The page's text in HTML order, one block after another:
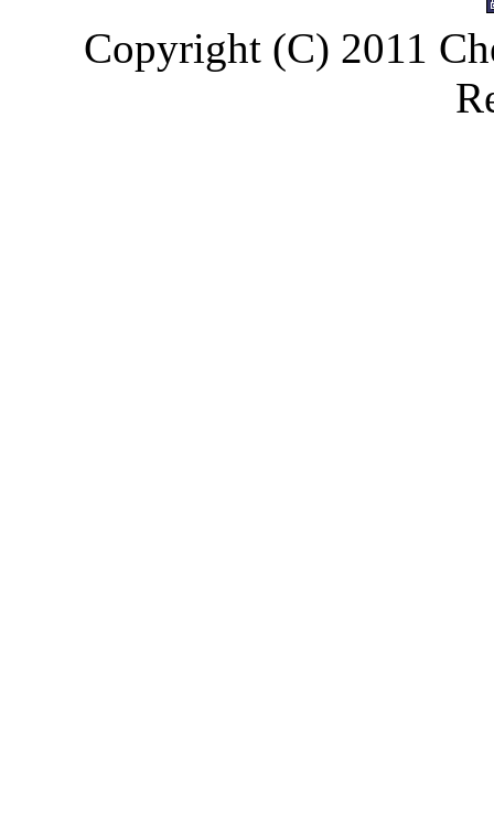
Copyright (C) 2011